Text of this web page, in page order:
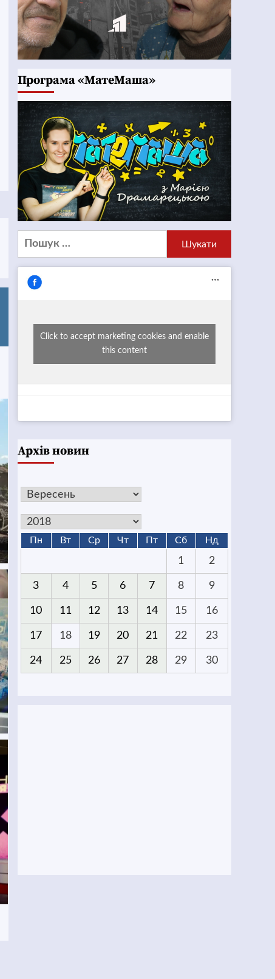
Програма «МатеМаша»
Пошук:
Click to accept marketing cookies and enable
this content
Архів новин
Пн Вт Ср Чт Пт Сб Нд
1 2
3 4 5 6 7 8 9
10 11 12 13 14 15 16
17 18 19 20 21 22 23
24 25 26 27 28 29 30